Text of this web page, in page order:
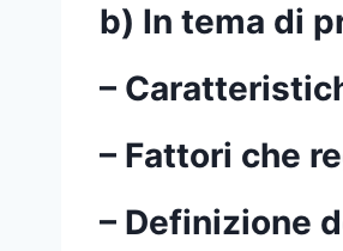
b) In tema di
–
– Fattori che
– Definizione